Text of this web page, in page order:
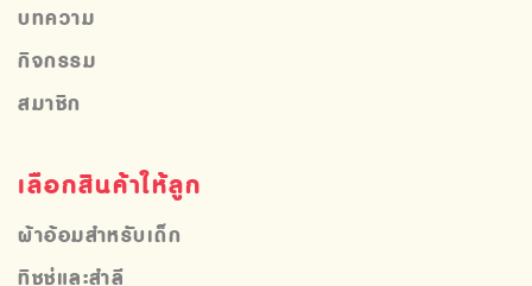
บทความ
กิจกรรม
สมาชิก
เลือกสินค้าให้ลูก
ผ้าอ้อมสำหรับเด็ก
ทิชชู่และสำลี